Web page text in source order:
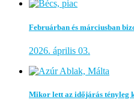
Februárban és márciusban
2026. április 03.
Mikor lett az időjárás tényleg